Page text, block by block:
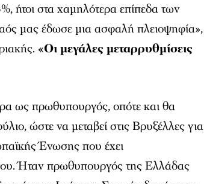
ήτοι στα χαμηλότερα επίπεδα των
μας έδωσε μια ασφαλή πλειοψηφία»,
«Οι μεγάλες μεταρρυθμίσεις
ως πρωθυπουργός, οπότε και θα
ώστε να μεταβεί στις Βρυξέλλες για
Ένωσης που έχει
Ήταν πρωθυπουργός της Ελλάδας